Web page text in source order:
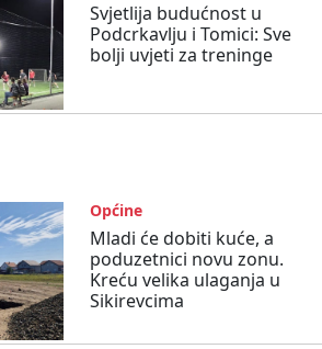
Svjetlija budućnost u
Podcrkavlju i Tomici: Sve
bolji uvjeti za treninge
Općine
Mladi će dobiti kuće, a
poduzetnici novu zonu.
Kreću velika ulaganja u
Sikirevcima